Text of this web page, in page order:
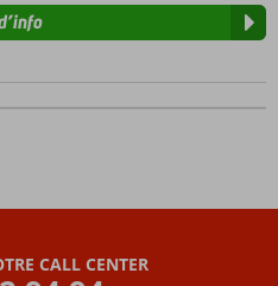
CALL CENTER